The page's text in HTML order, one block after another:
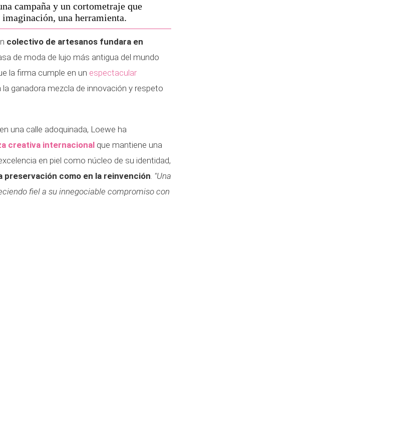
campaña y un cortometraje que
una herramienta.
colectivo de artesanos fundara en
de moda de lujo más antigua del mundo
la firma cumple en un espectacular
la ganadora mezcla de innovación y respeto
una calle adoquinada, Loewe ha
creativa internacional que mantiene una
en piel como núcleo de su identidad,
preservación como en la reinvención. "Una
fiel a su innegociable compromiso con